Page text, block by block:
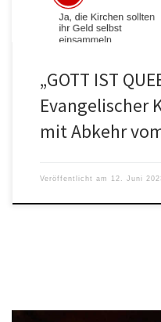
„GOTT IST
Evangelischer
mit Abkehr
Veröffentlicht am 12. Juni